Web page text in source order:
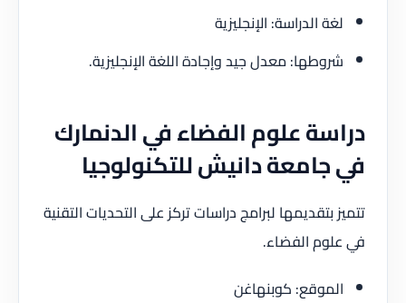
لغة الدراسة: الإنجليزية
شروطها: معدل جيد وإجادة اللغة الإنجليزية.
دراسة علوم الفضاء في الدنمارك
في جامعة دانيش للتكنولوجيا
تتميز بتقديمها لبرامج دراسات تركز على التحديات التقنية
في علوم الفضاء.
الموقع: كوبنهاغن